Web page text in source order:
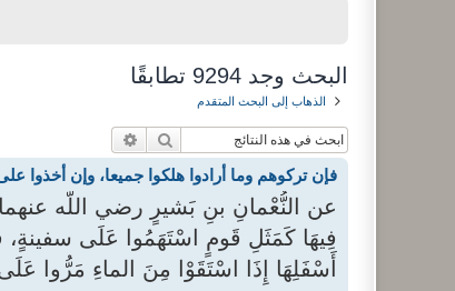
البحث وجد 9294 تطابقًا
الذهاب إلى البحث المتقدم
بحث
فإن تركوهم وما أرادوا هلكوا جميعا، وإن أخذوا
عن النُّعْمانِ بنِ بَشيرٍ رضي اللَّه
فِيهَا كَمَثَلِ قَومٍ اسْتَهَمُوا عَلَى
أَسْفَلِهَا إِذَا اسْتَقَوْا مِنَ الماءِ مَرُّوا